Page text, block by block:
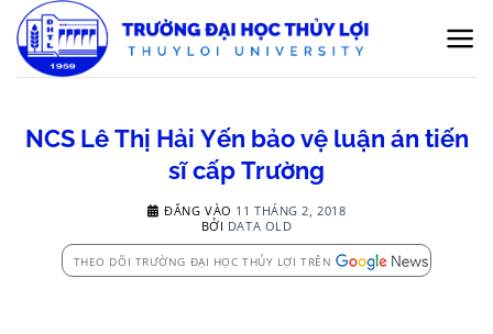
qua
nội
NCS Lê Thị Hải Yến bảo vệ luận án tiến
sĩ cấp Trường
ĐĂNG VÀO 11 THÁNG 2, 2018
BỞI DATA OLD
THEO DÕI TRƯỜNG ĐẠI HỌC THỦY LỢI TRÊN